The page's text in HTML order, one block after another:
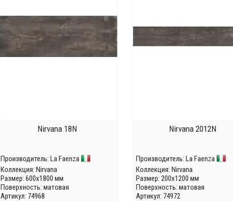
Nirvana 18N
Производитель: La Faenza
Коллекция: Nirvana
Размер: 600x1800 мм
Поверхность: матовая
Артикул: 74968
Nirvana 2012N
Производитель: La Faenza
Коллекция: Nirvana
Размер: 200x1200 мм
Поверхность: матовая
Артикул: 74972